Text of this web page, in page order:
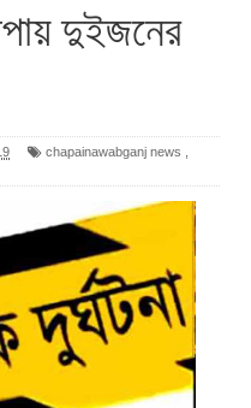
দুইজনের
chapainawabganj news